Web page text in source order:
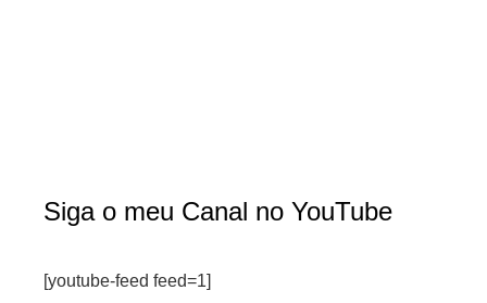
Siga o meu Canal no YouTube
[youtube-feed feed=1]